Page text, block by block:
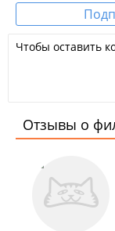
Чтобы оставить
Отзывы о